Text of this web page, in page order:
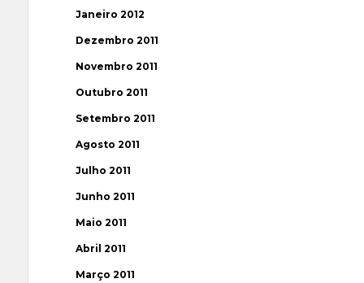
Janeiro 2012
Dezembro 2011
Novembro 2011
Outubro 2011
Setembro 2011
Agosto 2011
Julho 2011
Junho 2011
Maio 2011
Abril 2011
Março 2011